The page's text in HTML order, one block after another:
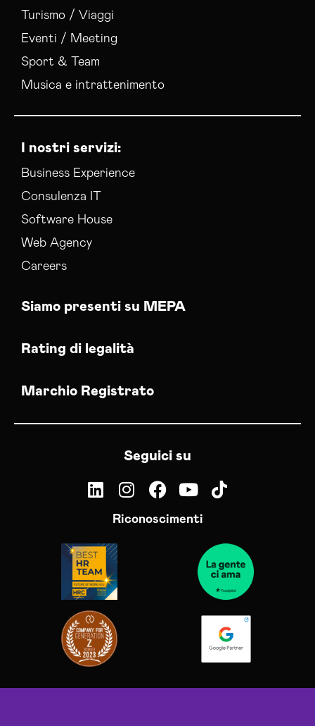
Turismo / Viaggi
Eventi / Meeting
Sport & Team
Musica e intrattenimento
I nostri servizi:
Business Experience
Consulenza IT
Software House
Web Agency
Careers
Siamo presenti su MEPA
Rating di legalità
Marchio Registrato
Seguici su
Riconoscimenti